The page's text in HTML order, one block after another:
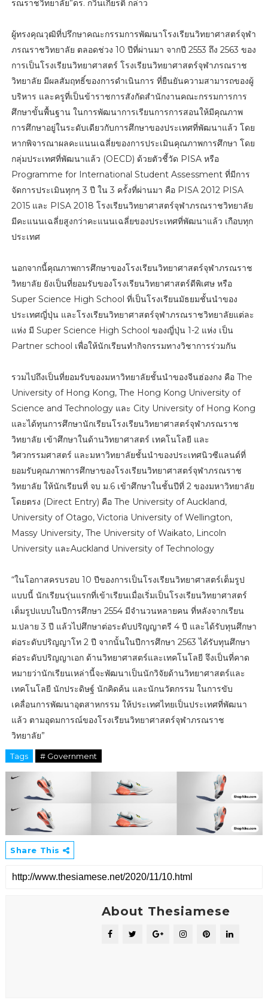
รณราชวิทยาลัย”ดร. กวินเกียรติ กล่าว
ผู้ทรงคุณวุฒิที่ปรึกษาคณะกรรมการพัฒนาโรงเรียนวิทยาศาสตร์จุฬา
ภรณราชวิทยาลัย ตลอดช่วง 10 ปีที่ผ่านมา จากปี 2553 ถึง 2563 ของ
การเป็นโรงเรียนวิทยาศาสตร์ โรงเรียนวิทยาศาสตร์จุฬาภรณราช
วิทยาลัย มีผลสัมฤทธิ์ของการดำเนินการ ที่ยืนยันความสามารถของผู้
บริหาร และครูที่เป็นข้าราชการสังกัดสำนักงานคณะกรรมการการ
ศึกษาขั้นพื้นฐาน ในการพัฒนาการเรียนการการสอนให้มีคุณภาพ
การศึกษาอยู่ในระดับเดียวกับการศึกษาของประเทศที่พัฒนาแล้ว โดย
หากพิจารณาผลคะแนนเฉลี่ยของการประเมินคุณภาพการศึกษา โดย
กลุ่มประเทศที่พัฒนาแล้ว (OECD) ด้วยตัวชี้วัด PISA หรือ
Programme for International Student Assessment ที่มีการ
จัดการประเมินทุกๆ 3 ปี ใน 3 ครั้งที่ผ่านมา คือ PISA 2012 PISA
2015 และ PISA 2018 โรงเรียนวิทยาศาสตร์จุฬาภรณราชวิทยาลัย
มีคะแนนเฉลี่ยสูงกว่าคะแนนเฉลี่ยของประเทศที่พัฒนาแล้ว เกือบทุก
ประเทศ
นอกจากนี้คุณภาพการศึกษาของโรงเรียนวิทยาศาสตร์จุฬาภรณราช
วิทยาลัย ยังเป็นที่ยอมรับของโรงเรียนวิทยาศาสตร์ดีพิเศษ หรือ
Super Science High School ที่เป็นโรงเรียนมัธยมชั้นนำของ
ประเทศญี่ปุ่น และโรงเรียนวิทยาศาสตร์จุฬาภรณราชวิทยาลัยแต่ละ
แห่ง มี Super Science High School ของญี่ปุ่น 1-2 แห่ง เป็น
Partner school เพื่อให้นักเรียนทำกิจกรรมทางวิชาการร่วมกัน
รวมไปถึงเป็นที่ยอมรับของมหาวิทยาลัยชั้นนำของจีนฮ่องกง คือ The
University of Hong Kong, The Hong Kong University of
Science and Technology และ City University of Hong Kong
และได้ทุนการศึกษานักเรียนโรงเรียนวิทยาศาสตร์จุฬาภรณราช
วิทยาลัย เข้าศึกษาในด้านวิทยาศาสตร์ เทคโนโลยี และ
วิศวกรรมศาสตร์ และมหาวิทยาลัยชั้นนำของประเทศนิวซีแลนด์ที่
ยอมรับคุณภาพการศึกษาของโรงเรียนวิทยาศาสตร์จุฬาภรณราช
วิทยาลัย ให้นักเรียนที่ จบ ม.6 เข้าศึกษาในชั้นปีที่ 2 ของมหาวิทยาลัย
โดยตรง (Direct Entry) คือ The University of Auckland,
University of Otago, Victoria University of Wellington,
Massy University, The University of Waikato, Lincoln
University และAuckland University of Technology
“ในโอกาสครบรอบ 10 ปีของการเป็นโรงเรียนวิทยาศาสตร์เต็มรูป
แบบนี้ นักเรียนรุ่นแรกที่เข้าเรียนเมื่อเริ่มเป็นโรงเรียนวิทยาศาสตร์
เต็มรูปแบบในปีการศึกษา 2554 มีจำนวนหลายคน ที่หลังจากเรียน
ม.ปลาย 3 ปี แล้วไปศึกษาต่อระดับปริญญาตรี 4 ปี และได้รับทุนศึกษา
ต่อระดับปริญญาโท 2 ปี จากนั้นในปีการศึกษา 2563 ได้รับทุนศึกษา
ต่อระดับปริญญาเอก ด้านวิทยาศาสตร์และเทคโนโลยี จึงเป็นที่คาด
หมายว่านักเรียนเหล่านี้จะพัฒนาเป็นนักวิจัยด้านวิทยาศาสตร์และ
เทคโนโลยี นักประดิษฐ์ นักคิดค้น และนักนวัตกรรม ในการขับ
เคลื่อนการพัฒนาอุตสาหกรรม ให้ประเทศไทยเป็นประเทศที่พัฒนา
แล้ว ตามอุดมการณ์ของโรงเรียนวิทยาศาสตร์จุฬาภรณราช
วิทยาลัย”
Tags # Government
Share This
About Thesiamese